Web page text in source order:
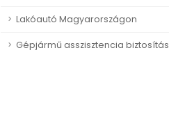
Lakóautó Magyarországon
Gépjármű asszisztencia biztosítás